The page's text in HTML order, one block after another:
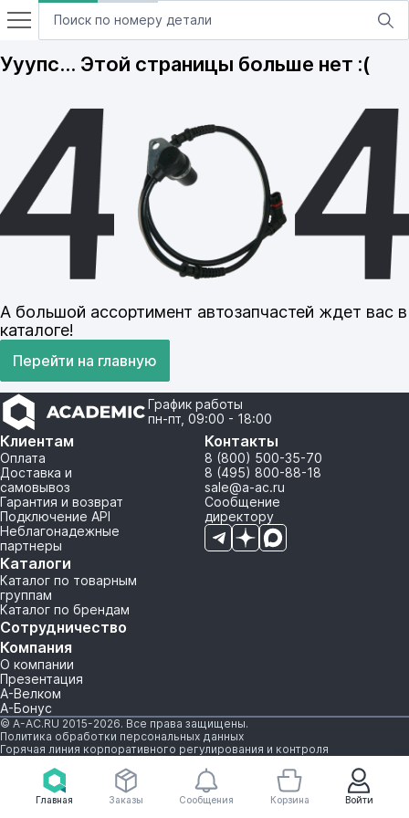
Главная Войти
Заказы Сообщения Корзина
Ууупс… Этой страницы больше нет :(
А большой ассортимент автозапчастей ждет вас в
каталоге!
Перейти на главную
График работы
пн-пт, 09:00 - 18:00
Клиентам
Оплата
Доставка и
самовывоз
Гарантия и возврат
Подключение API
Неблагонадежные
партнеры
Каталоги
Каталог по товарным
группам
Каталог по брендам
Сотрудничество
Компания
О компании
Презентация
А-Велком
А-Бонус
Контакты
8 (800) 500-35-70
8 (495) 800-88-18
sale@a-ac.ru
Сообщение
директору
© A-AC.RU 2015-2026. Все права защищены.
Политика обработки персональных данных
Горячая линия корпоративного регулирования и контроля